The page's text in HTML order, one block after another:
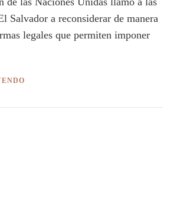
Salvador a reconsiderar de manera
legales que permiten imponer